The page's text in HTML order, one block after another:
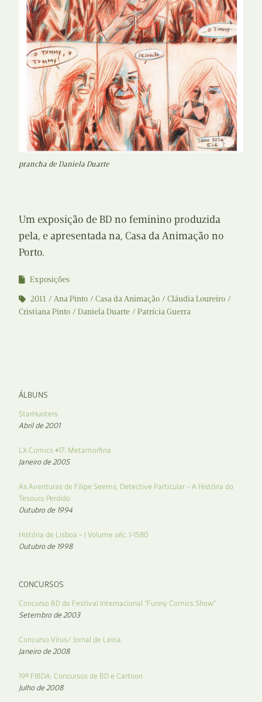
prancha de Daniela Duarte
Um exposição de BD no feminino produzida
pela, e apresentada na, Casa da Animação no
Porto.
Exposições
2011
Ana Pinto Casa da Animação
Cláudia Loureiro
Cristiana Pinto
Daniela Duarte Patrícia Guerra
ÁLBUNS
StarHunters
Abril de 2001
LX Comics #17: Metamorfina
Janeiro de 2005
As Aventuras de Filipe Seems, Detective Particular – A História do
Tesouro Perdido
Outubro de 1994
História de Lisboa – I Volume séc. I-1580
Outubro de 1998
CONCURSOS
Concurso BD do Festival Internacional “Funny Comics Show”
Setembro de 2003
Concurso Vírus/ Jornal de Leiria
Janeiro de 2008
19º FIBDA: Concursos de BD e Cartoon
Julho de 2008